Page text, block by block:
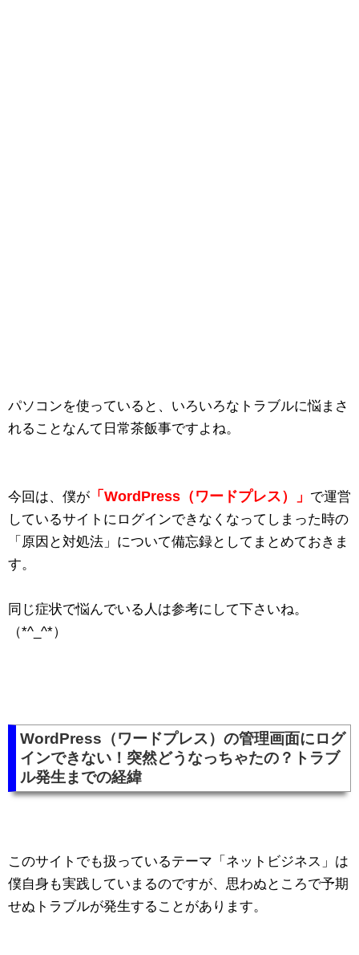
パソコンを使っていると、いろいろなトラブルに悩まさ
れることなんて日常茶飯事ですよね。
今回は、僕が 「WordPress（ワードプレス）」 で運営
しているサイトにログインできなくなってしまった時の
「原因と対処法」について備忘録としてまとめておきま
す。
同じ症状で悩んでいる人は参考にして下さいね。
（*^_^*）
WordPress（ワードプレス）の管理画面にログ
インできない！突然どうなっちゃたの？トラブ
ル発生までの経緯
このサイトでも扱っているテーマ「ネットビジネス」は
僕自身も実践していまるのですが、思わぬところで予期
せぬトラブルが発生することがあります。